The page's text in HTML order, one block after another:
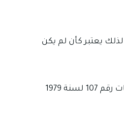
بيان مخالف لذلك يعتبر كأن لم يكن
إذا أنكر المدعى عليه توقيعه على الصك فإن المحكمة لا تحكم بمجرد الإنكار بل تنتقل إلى إجراءات الإثبات وقد نصت المادة 25 من قانون الإثبات رقم 107 لسنة 1979